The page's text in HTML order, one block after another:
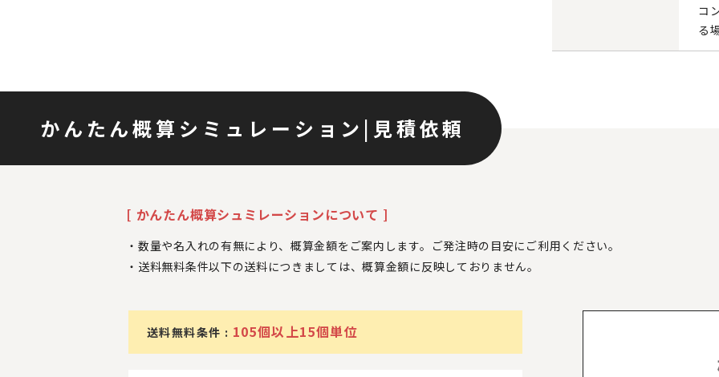
コ
る
かんたん概算シミュレーション | 見積依頼
[ かんたん概算シュミレーションについて ]
数量や名入れの有無により、概算金額をご案内します。ご発注時の目安にご利用ください。
送料無料条件以下の送料につきましては、概算金額に反映しておりません。
送料無料条件 : 105個以上15個単位